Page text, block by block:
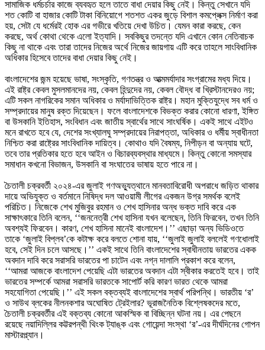
সামাজিক ধর্মচর্চার কাজে ব্যবহৃত হলে তাতে বাধা দেয়ার কিছু নেই। কিন্তু সেখানে যদি
শত কোটি বা হাজার কোটি টাকা বিনিয়োগে শতশত একর জুড়ে বিশাল কমপ্লেক্স নির্মাণ করা
হয়, সেটা যে ধর্মেরই হোক এর গভীরে খতিয়ে দেখা উচিত। যেমন কারা করছে, কেন
করছে, অর্থ কোথা থেকে এলো ইত্যাদি। সবকিছুর তদন্তে যদি এখানে কোন নেতিবাচক
কিছু না থাকে এবং তারা তাদের নিজের অর্থে নিজের জায়গায় এটি করে তাহলে সাংবিধানিক
অধিকার হিসেবে তাদের বাধা দেয়ার কিছু নেই।
বাংলাদেশের জন্ম হয়েছে ভাষা, সংস্কৃতি, গণতন্ত্র ও আত্মমর্যাদার সংগ্রামের মধ্য দিয়ে।
এই রাষ্ট্র কেবল মুসলমানদের নয়, কেবল হিন্দুদের নয়, কেবল বৌদ্ধ বা খ্রিস্টানদেরও নয়;
এটি সকল নাগরিকের সমান অধিকার ও মর্যাদাভিত্তিক রাষ্ট্র। মহান মুক্তিযুদ্ধে সব ধর্ম ও
সম্প্রদায়ের মানুষ রক্ত দিয়েছেন। ফলে বাংলাদেশকে বিভক্ত করার কোনো ধারণা, ইঙ্গিত
বা উসকানি ইতিহাস, সংবিধান এবং জাতীয় স্বার্থের সাথে সাংঘর্ষিক। একই সাথে এইটও
মনে রাখতে হবে যে, দেশের সংখ্যালঘু সম্প্রদায়ের নিরাপত্তা, অধিকার ও ধর্মীয় স্বাধীনতা
নিশ্চিত করা রাষ্ট্রের সাংবিধানিক দায়িত্ব। কোথাও যদি বৈষম্য, নিপীড়ন বা অন্যায় ঘটে,
তবে তার প্রতিকার হতে হবে আইন ও বিচারব্যবস্থার মাধ্যমে। কিন্তু কোনো সমস্যার
সমাধান কখনো বিভাজন, উসকানি বা সংঘাতের ভাষায় হতে পারে না।
চৈতালী চক্রবর্তী ২০২৪-এর জুলাই গণঅভ্যুত্থানে মানবতাবিরোধী অপরাধে জড়িত থাকার
দায়ে অভিযুক্ত ও বর্তমানে নিষিদ্ধ দল আওয়ামী লীগের একজন উগ্র সমর্থক বলেই
পরিচিত। নিজেকে শেখ মুজিবুর রহমান ও শেখ হাসিনার অন্ধ ভক্ত দাবি করে এক
সাক্ষাৎকারে তিনি বলেন, ‘‘জননেত্রী শেখ হাসিনা যখন বলেছেন, তিনি ফিরবেন, তখন তিনি
অবশ্যই ফিরবেন। কারণ, শেখ হাসিনা মানেই বাংলাদেশ।’’ এছাড়া অন্য ভিডিওতে
তাকে ‘জুলাই বিপ্লব’কে কটাক্ষ করে বলতে শোনা যায়, ‘‘জুলাই জুলাই বললেই গণধোলাই
হবে, সেই দিন চলে আসছে।’’ একই সাথে তিনি বাংলাদেশের স্বাধীনতায় ভারতের একক
অবদান দাবি করে সরাসরি ভারতের পা চাটেন এবং নগ্ন দালালি প্রকাশ করে বলেন,
‘‘আমরা আজকে বাংলাদেশ পেয়েছি এটা ভারতের অবদান এটা স্বীকার করতেই হবে। তাই
ভারতের সম্পর্কে আমরা সরাসরি ভারতকে সাপোর্ট করি কারণ ভারত থেকে আমরা
সহযোগিতা পেয়েছি।’’ এই সকল বক্তব্যই বাংলাদেশের স্বার্থ পরিপন্থি। ভারতীয় ‘র’
ও সাউথ ব্লকের নীলনকশার অঘোষিত ট্রেইলার? ভূরাজনৈতিক বিশ্লেষকদের মতে,
চৈতালী চক্রবর্তীর এই বক্তব্য কোনো আকস্মিক বা বিচ্ছিন্ন ঘটনা নয়। এর পেছনে
রয়েছে নয়াদিল্লির কট্টরপন্থী থিংক ট্যাঙ্ক এবং গোয়েন্দা সংস্থা ‘র’-এর দীর্ঘদিনের গোপন
মাস্টারপ্ল্যান।